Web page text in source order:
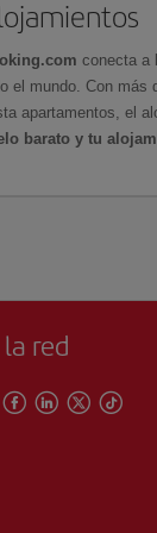
conecta a
el mundo. Con más
apartamentos, el
barato y tu
red